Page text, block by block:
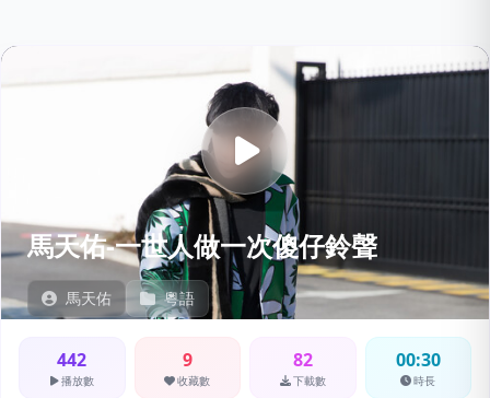
馬天佑-一世人做一次傻仔鈴聲
馬天佑 粵語
442
播放數
9
收藏數
82
下載數
00:30
時長